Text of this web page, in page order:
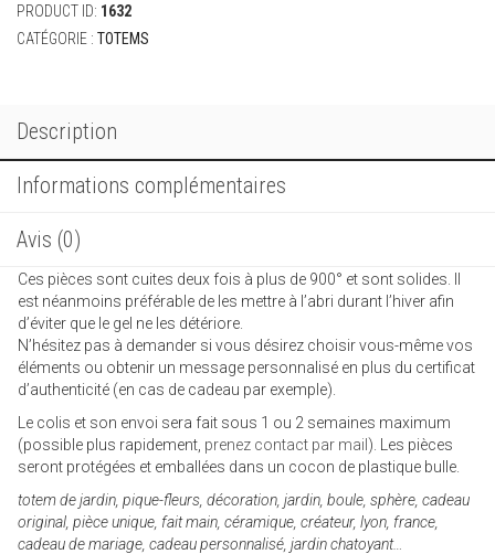
PRODUCT ID: 1632
CATÉGORIE : TOTEMS
Description
Informations complémentaires
Avis (0)
Ces pièces sont cuites deux fois à plus de 900° et sont solides. Il
est néanmoins préférable de les mettre à l’abri durant l’hiver afin
d’éviter que le gel ne les détériore.
N’hésitez pas à demander si vous désirez choisir vous-même vos
éléments ou obtenir un message personnalisé en plus du certificat
d’authenticité (en cas de cadeau par exemple).
Le colis et son envoi sera fait sous 1 ou 2 semaines maximum
(possible plus rapidement, prenez contact par mail). Les pièces
seront protégées et emballées dans un cocon de plastique bulle.
totem de jardin, pique-fleurs, décoration, jardin, boule, sphère, cadeau
original, pièce unique, fait main, céramique, créateur, lyon, france,
cadeau de mariage, cadeau personnalisé, jardin chatoyant…